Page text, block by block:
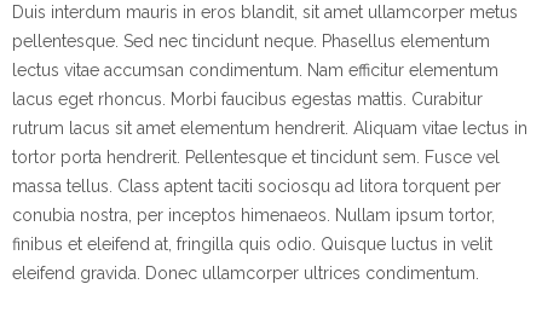
Duis interdum mauris in eros blandit, sit amet ullamcorper metus
pellentesque. Sed nec tincidunt neque. Phasellus elementum
lectus vitae accumsan condimentum. Nam efficitur elementum
lacus eget rhoncus. Morbi faucibus egestas mattis. Curabitur
rutrum lacus sit amet elementum hendrerit. Aliquam vitae lectus in
tortor porta hendrerit. Pellentesque et tincidunt sem. Fusce vel
massa tellus. Class aptent taciti sociosqu ad litora torquent per
conubia nostra, per inceptos himenaeos. Nullam ipsum tortor,
finibus et eleifend at, fringilla quis odio. Quisque luctus in velit
eleifend gravida. Donec ullamcorper ultrices condimentum.